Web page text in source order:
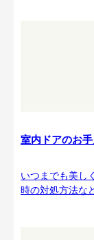
室内ドアのお
いつまでも美し
時の対処方法な